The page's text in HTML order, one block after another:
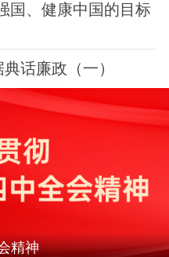
镇街 视频
专题 金融
国、健康中国的目标
话廉政（一）
精神